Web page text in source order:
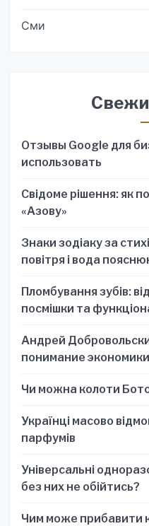
Сми
Отзывы Google для
использовать
Свідоме рішення: як
«Азову»
Знаки зодіаку за
повітря і вода
Пломбування зубів:
посмішки та
Андрей
понимание
Чи можна колоти
Українці масово
парфумів
Універсальні
без них не обійтись?
Чим може прибавити